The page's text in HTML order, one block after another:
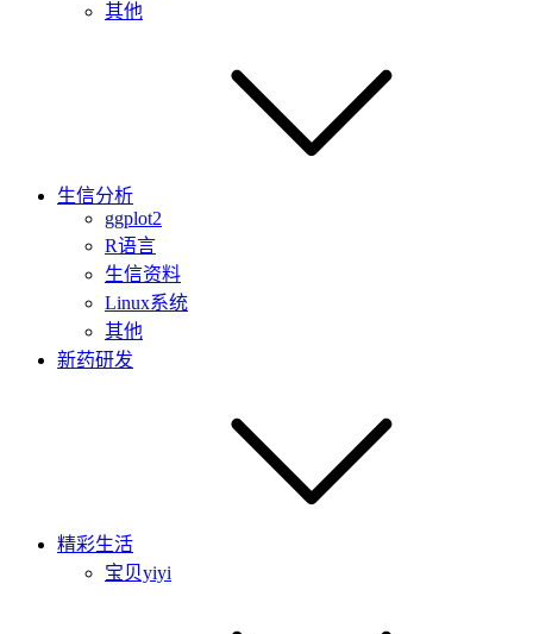
其他
生信分析
ggplot2
R语言
生信资料
Linux系统
其他
新药研发
精彩生活
宝贝yiyi